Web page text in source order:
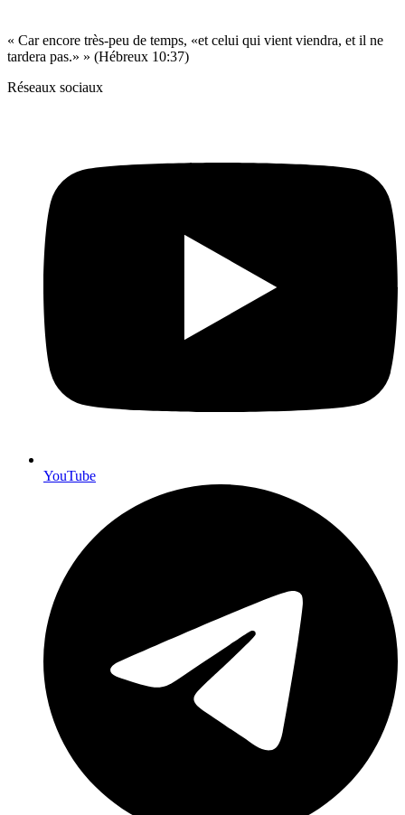
« Car encore très-peu de temps, «et celui qui vient viendra, et il ne
tardera pas.» » (Hébreux 10:37)
Réseaux sociaux
YouTube